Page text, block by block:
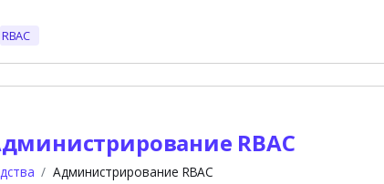
RBAC
RBAC
Администрирование RBAC